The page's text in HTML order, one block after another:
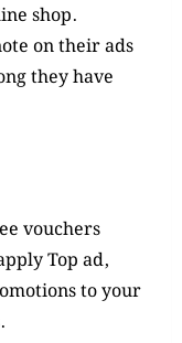
shop.
on their ads
they have
vouchers
Top ad,
to your